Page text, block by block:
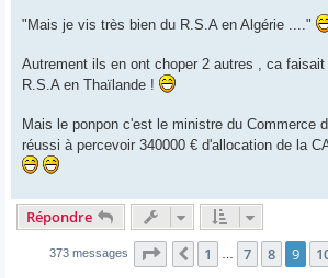
"Mais je vis très bien du R.S.A en Algérie ...."
Autrement ils en ont choper 2 autres , ca
R.S.A en Thaïlande !
Mais le ponpon c'est le ministre du Commerce
réussi à percevoir 340000 € d'allocation de la
Répondre
373 messages Page sur 25
Précédent
1 7 8 9